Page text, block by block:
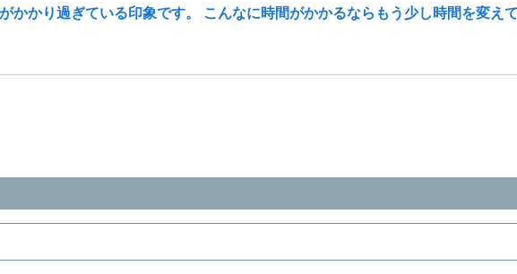
かかり過ぎている印象です。 こんなに時間がかかるならもう少し時間を変え